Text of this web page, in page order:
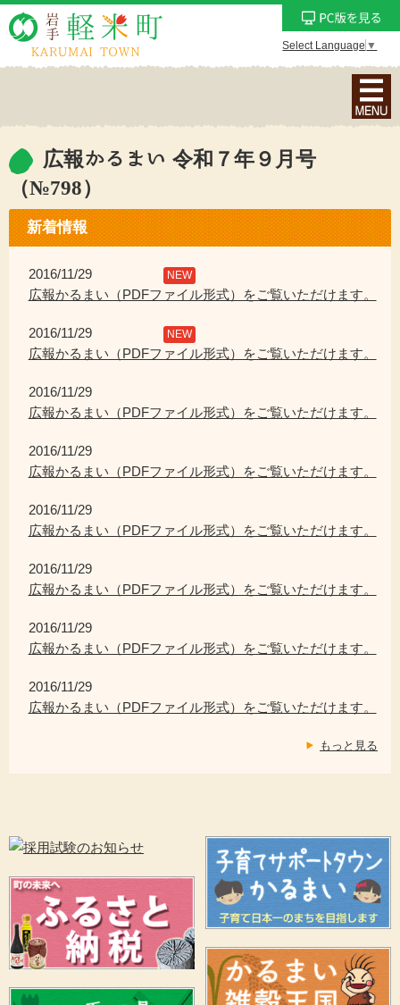
Select Language ▼
ナ
ビ
ン
メ
表
広報かるまい 令和７年９月号
（№798）
新着情報
2016/11/29 NEW
広報かるまい（PDFファイル形式）をご覧いただけます。
2016/11/29 NEW
広報かるまい（PDFファイル形式）をご覧いただけます。
2016/11/29
広報かるまい（PDFファイル形式）をご覧いただけます。
2016/11/29
広報かるまい（PDFファイル形式）をご覧いただけます。
2016/11/29
広報かるまい（PDFファイル形式）をご覧いただけます。
2016/11/29
広報かるまい（PDFファイル形式）をご覧いただけます。
2016/11/29
広報かるまい（PDFファイル形式）をご覧いただけます。
2016/11/29
広報かるまい（PDFファイル形式）をご覧いただけます。
もっと見る